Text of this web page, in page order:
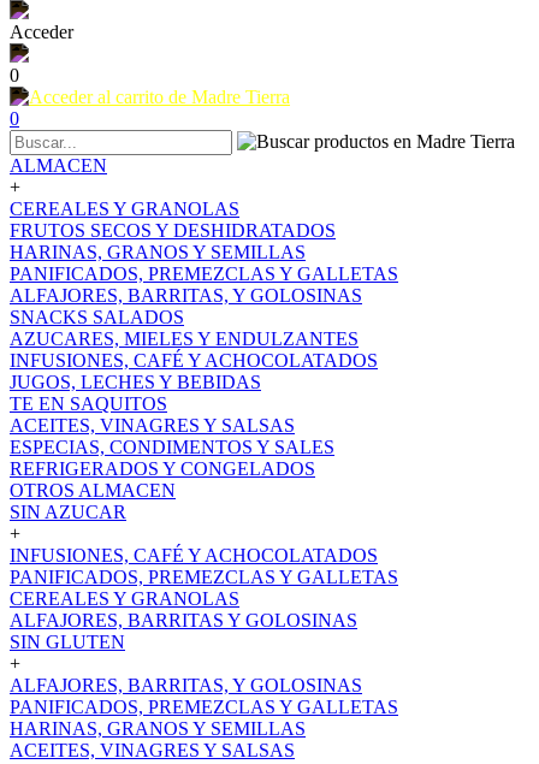
Acceder
0
0
ALMACEN
+
CEREALES Y GRANOLAS
FRUTOS SECOS Y DESHIDRATADOS
HARINAS, GRANOS Y SEMILLAS
PANIFICADOS, PREMEZCLAS Y GALLETAS
ALFAJORES, BARRITAS, Y GOLOSINAS
SNACKS SALADOS
AZUCARES, MIELES Y ENDULZANTES
INFUSIONES, CAFÉ Y ACHOCOLATADOS
JUGOS, LECHES Y BEBIDAS
TE EN SAQUITOS
ACEITES, VINAGRES Y SALSAS
ESPECIAS, CONDIMENTOS Y SALES
REFRIGERADOS Y CONGELADOS
OTROS ALMACEN
SIN AZUCAR
+
INFUSIONES, CAFÉ Y ACHOCOLATADOS
PANIFICADOS, PREMEZCLAS Y GALLETAS
CEREALES Y GRANOLAS
ALFAJORES, BARRITAS Y GOLOSINAS
SIN GLUTEN
+
ALFAJORES, BARRITAS, Y GOLOSINAS
PANIFICADOS, PREMEZCLAS Y GALLETAS
HARINAS, GRANOS Y SEMILLAS
ACEITES, VINAGRES Y SALSAS